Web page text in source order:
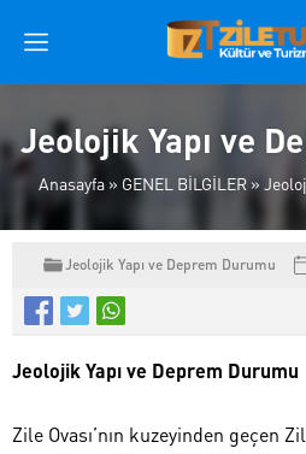
Jeolojik Yapı ve
Anasayfa» GENEL BİLGİLER»
Jeolojik Yapı ve Deprem Durumu
Jeolojik Yapı ve Deprem Durumu
Zile Ovası’nın kuzeyinden geçen